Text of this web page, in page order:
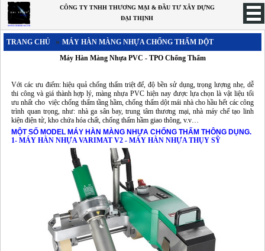
CÔNG TY TNHH THƯƠNG MẠI & ĐẦU TƯ XÂY DỰNG
ĐẠI THỊNH
TRANG CHỦ
MÁY HÀN BẠT NHỰA
Máy hàn nhựa - máy hàn bạt nhựa - máy hàn màng chống thấm tự động
Máy hàn nhựa - máy hàn màng chống thấm cầm tay
Máy hàn bạt nhựa trải lót hồ nuôi tôm chuyên dụng
Máy hàn bạt HDPE|Máy hàn màng HDPE LST900
Máy hàn bạt HDPE LST GM1
MÁY HÀN ỐNG NHỰA
Máy Hàn Nhựa - Máy Hàn Đùn
Máy hàn tấm nhựa(hàn ghép đối đầu)
MÁY HÀN MÀNG NHỰA CHỐNG THẤM DỘT
TRANG CHỦ » MÁY HÀN MÀNG NHỰA CHỐNG THẤM DỘT
Máy Hàn Màng Nhựa PVC - TPO Chống Thấm
Với các ưu điểm: hiệu quả chống thấm triệt để, độ bền sử dụng, trọng lượng nhẹ, dễ
thi công và giá thành hợp lý, màng nhựa PVC hiện nay được lựa chọn là vật liệu tối
ưu nhất cho việc chống thấm tầng hầm, chống thấm dột mái nhà cho hầu hết các công
trình quan trọng, như: nhà ga sân bay, trung tâm thương mại, nhà máy chế tạo linh
kiện điện tử, kho chứa hóa chất, chống thấm hầm giao thông, v.v…
MỘT SỐ MODEL MÁY HÀN MÀNG NHỰA CHỐNG THẤM THÔNG DỤNG.
1- MÁY HÀN NHỰA VARIMAT V2 - MÁY HÀN NHỰA THỤY SỸ